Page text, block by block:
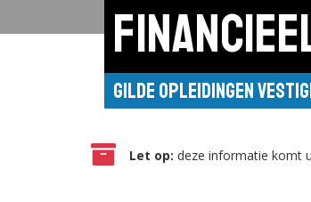
Gilde Opleidingen
Let op: deze informatie komt